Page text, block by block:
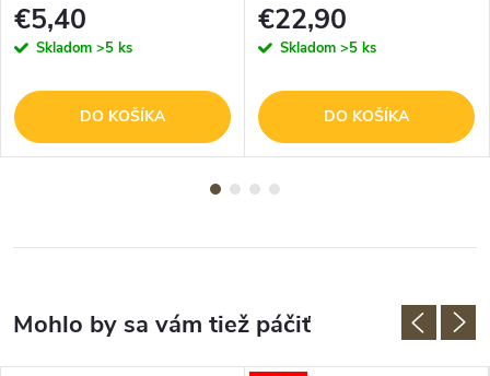
€5,40
Skladom >5 ks
DO KOŠÍKA
€22,90
Skladom >5 ks
DO KOŠÍKA